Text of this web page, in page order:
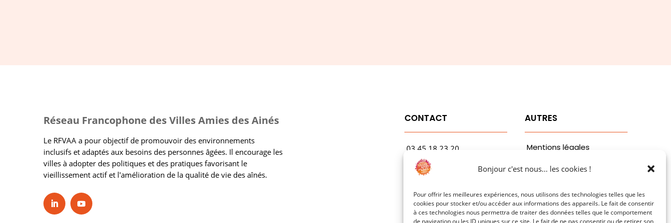
Bonjour c'est nous... les cookies !
Pour offrir les meilleures expériences, nous utilisons des technologies telles que les
cookies pour stocker et/ou accéder aux informations des appareils. Le fait de consentir
à ces technologies nous permettra de traiter des données telles que le comportement
de navigation ou les ID uniques sur ce site. Le fait de ne pas consentir ou de retirer son
Réseau Francophone des Villes Amies des Ainés
Le RFVAA a pour objectif de promouvoir des environnements
inclusifs et adaptés aux besoins des personnes âgées. Il encourage les
villes à adopter des politiques et des pratiques favorisant le
vieillissement actif et l'amélioration de la qualité de vie des aînés.
CONTACT
03.45.18.23.20
contact@rfvaa.com
1 Avenue Garibaldi
AUTRES
Mentions légales
Politiques de